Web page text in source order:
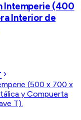
Intemperie (400
Interior de